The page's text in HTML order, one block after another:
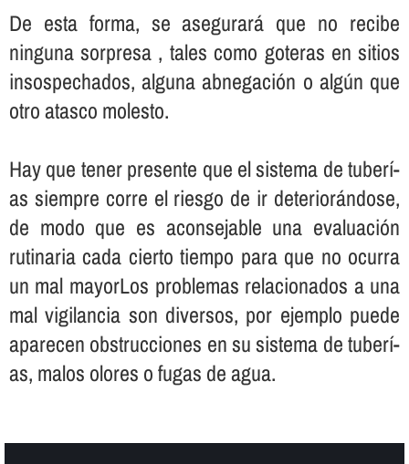
De esta forma, se asegurará que no recibe
ninguna sorpresa , tales como goteras en sitios
insospechados, alguna abnegación o algún que
otro atasco molesto.
Hay que tener presente que el sistema de tuberí­
as siempre corre el riesgo de ir deteriorándose,
de modo que es aconsejable una evaluación
rutinaria cada cierto tiempo para que no ocurra
un mal mayorLos problemas relacionados a una
mal vigilancia son diversos, por ejemplo puede
aparecen obstrucciones en su sistema de tuberí­
as, malos olores o fugas de agua.